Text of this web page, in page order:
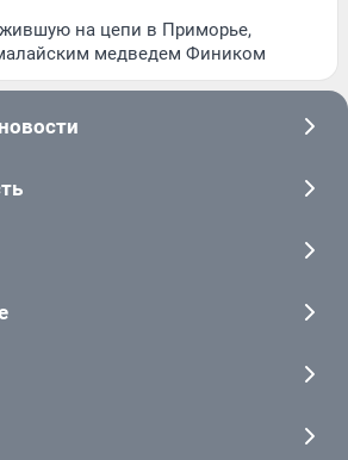
на цепи в Приморье,
медведем Фиником